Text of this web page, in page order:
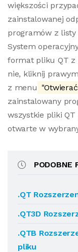
większości
zainstalowanej
programów z
System
format pliku QT z
nie, kliknij
z menu
zainstalowany
wszystkie pliki
otwarte w
PODOBNE
.QT
.QT3D
.QTB
pliku